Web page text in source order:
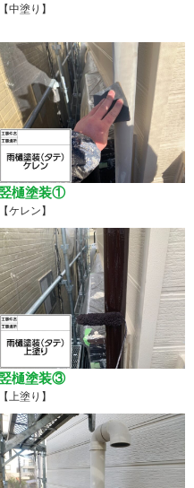
【中塗り】
樋塗装①
【ケレン】
樋塗装③
【上塗り】